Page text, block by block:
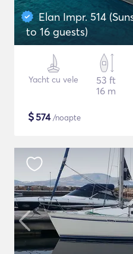
Elan Impr. 514
to 16 guests)
Yacht cu vele
53 ft
16 m
$574/noapte